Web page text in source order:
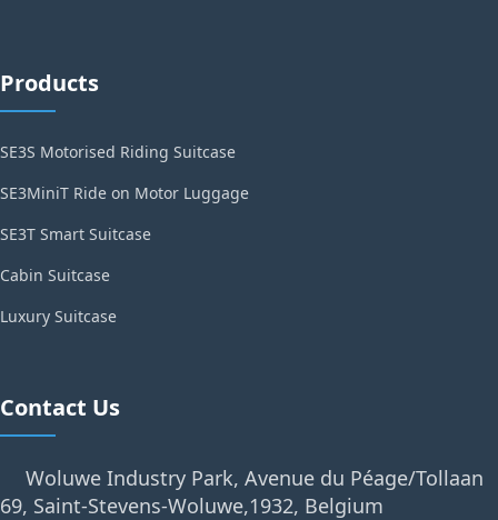
Products
SE3S Motorised Riding Suitcase
SE3MiniT Ride on Motor Luggage
SE3T Smart Suitcase
Cabin Suitcase
Luxury Suitcase
Contact Us
Woluwe Industry Park, Avenue du Péage/Tollaan
69, Saint-Stevens-Woluwe,1932, Belgium